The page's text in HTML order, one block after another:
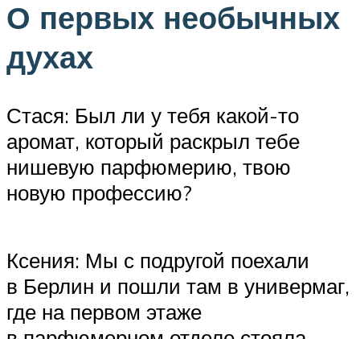
О первых необычных
духах
Стася: Был ли у тебя какой-то
аромат, который раскрыл тебе
нишевую парфюмерию, твою
новую профессию?
Ксения: Мы с подругой поехали
в Берлин и пошли там в универмаг,
где на первом этаже